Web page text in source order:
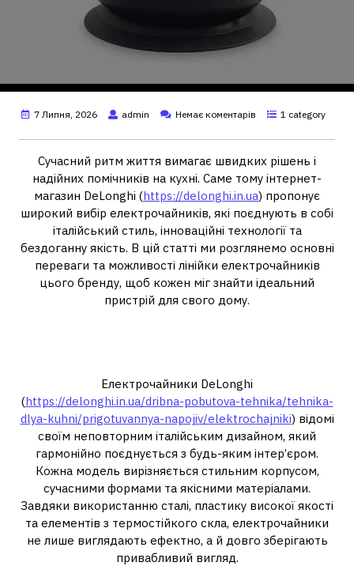
7 Липня, 2026 admin Немає коментарів 1 category
Сучасний ритм життя вимагає швидких рішень і
надійних помічників на кухні. Саме тому інтернет-
магазин DeLonghi (https://delonghi.in.ua) пропонує
широкий вибір електрочайників, які поєднують в собі
італійський стиль, інноваційні технології та
бездоганну якість. В цій статті ми розглянемо основні
переваги та можливості лінійки електрочайників
цього бренду, щоб кожен міг знайти ідеальний
пристрій для свого дому.
Електрочайники DeLonghi
(https://delonghi.in.ua/dribna-pobutova-tehnika/tehnika-
dlya-kuhni/prigotuvannya-napojiv/elektrochajniki) відомі
своїм неповторним італійським дизайном, який
гармонійно поєднується з будь-яким інтер’єром.
Кожна модель вирізняється стильним корпусом,
сучасними формами та якісними матеріалами.
Завдяки використанню сталі, пластику високої якості
та елементів з термостійкого скла, електрочайники
не лише виглядають ефектно, а й довго зберігають
привабливий вигляд.